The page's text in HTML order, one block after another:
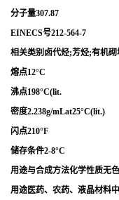
分子量307.87
EINECS号212-564-7
相关类别卤代烃;芳烃;有机
熔点12°C
沸点198°C(lit.
密度2.238g/mLat25°C(lit.)
闪点210°F
储存条件2-8°C
用途与合成方法化学性质无
用途医药、农药、液晶材料中